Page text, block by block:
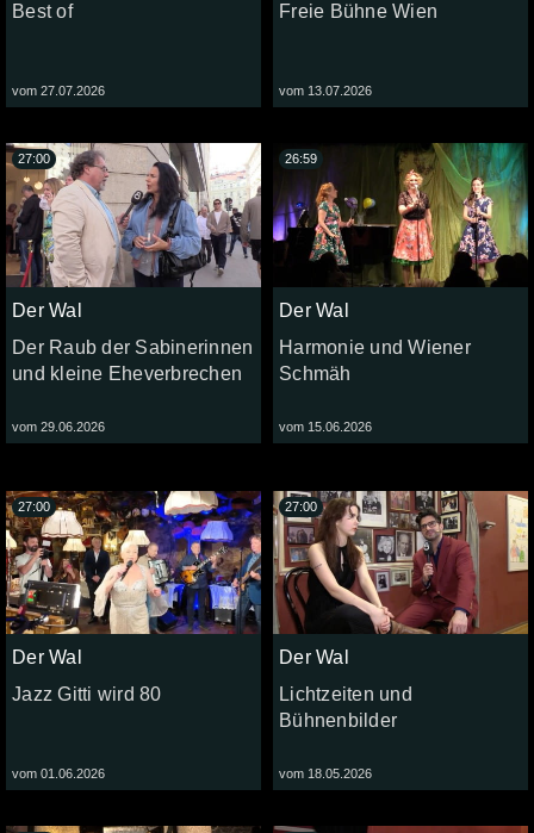
Best of
vom 27.07.2026
Freie Bühne Wien
vom 13.07.2026
Der Wal
Der Raub der Sabinerinnen
und kleine Eheverbrechen
vom 29.06.2026
27:00
Der Wal
Harmonie und Wiener
Schmäh
vom 15.06.2026
26:59
Der Wal
Jazz Gitti wird 80
vom 01.06.2026
27:00
Der Wal
Lichtzeiten und
Bühnenbilder
vom 18.05.2026
27:00